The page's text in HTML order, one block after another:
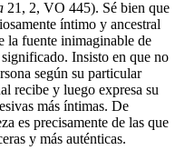
21, 2, VO 445). Sé bien que
íntimo y ancestral
la fuente inimaginable de
Insisto en que no
según su particular
recibe y luego expresa su
más íntimas. De
es precisamente de las que
y más auténticas.